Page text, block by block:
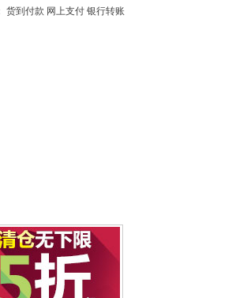
货到付款 网上支付 银行转账